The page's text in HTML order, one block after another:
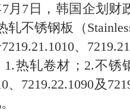
7日，韩国企划财政
轧不锈钢板（
、
热轧卷材；2.不锈
、7219.22.1090及